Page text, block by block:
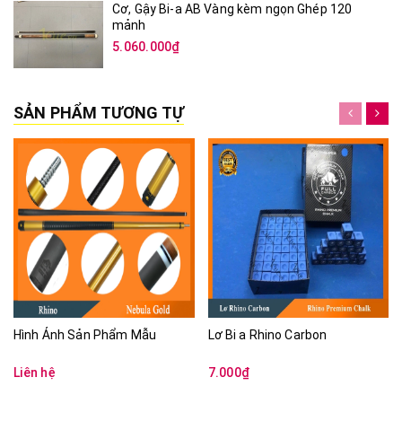
Cơ, Gậy Bi-a AB Vàng kèm ngọn Ghép 120
mảnh
5.060.000₫
SẢN PHẨM TƯƠNG TỰ
Hình Ảnh Sản Phẩm Mẫu
Liên hệ
Lơ Bi a Rhino Carbon
7.000₫